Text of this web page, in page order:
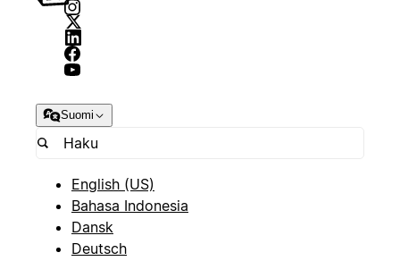
Suomi
English (US)
Bahasa Indonesia
Dansk
Deutsch